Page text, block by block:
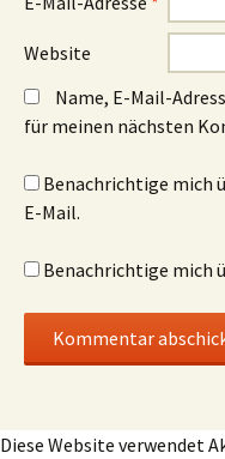
Website
Name, E-Mail-
für meinen nächsten
Benachrichtige mich
E-Mail.
Benachrichtige mich
Diese Website verwendet